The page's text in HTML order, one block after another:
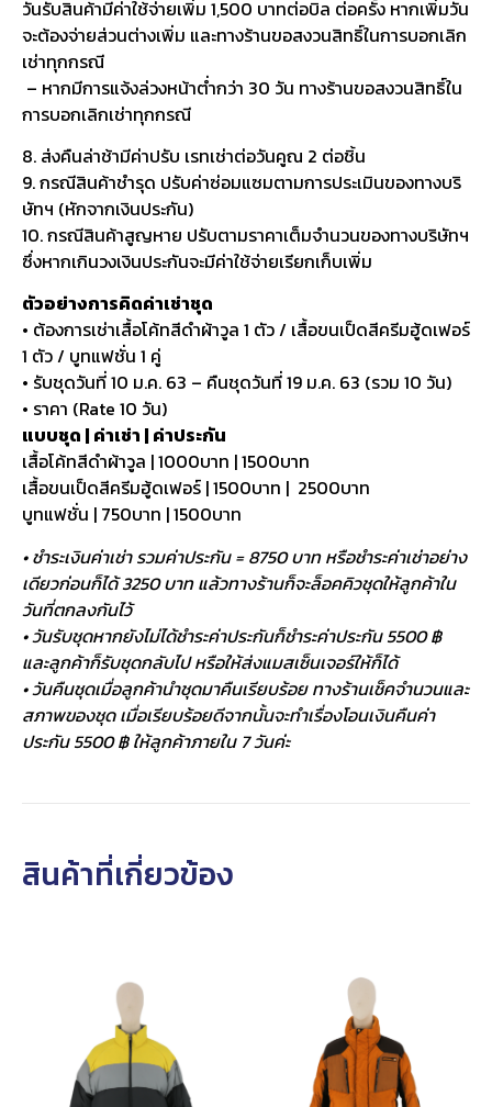
วันรับสินค้ามีค่าใช้จ่ายเพิ่ม 1,500 บาทต่อบิล ต่อครั้ง หากเพิ่มวัน
จะต้องจ่ายส่วนต่างเพิ่ม และทางร้านขอสงวนสิทธิ์ในการบอกเลิก
เช่าทุกกรณี
– หากมีการแจ้งล่วงหน้าต่ำกว่า 30 วัน ทางร้านขอสงวนสิทธิ์ใน
การบอกเลิกเช่าทุกกรณี
8. ส่งคืนล่าช้ามีค่าปรับ เรทเช่าต่อวันคูณ 2 ต่อชิ้น
9. กรณีสินค้าชำรุด ปรับค่าซ่อมแซมตามการประเมินของทางบริ
ษัทฯ (หักจากเงินประกัน)
10. กรณีสินค้าสูญหาย ปรับตามราคาเต็มจำนวนของทางบริษัทฯ
ซึ่งหากเกินวงเงินประกันจะมีค่าใช้จ่ายเรียกเก็บเพิ่ม
ตัวอย่างการคิดค่าเช่าชุด
• ต้องการเช่าเสื้อโค้ทสีดำผ้าวูล 1 ตัว / เสื้อขนเป็ดสีครีมฮู้ดเฟอร์
1 ตัว / บูทแฟชั่น 1 คู่
• รับชุดวันที่ 10 ม.ค. 63 – คืนชุดวันที่ 19 ม.ค. 63 (รวม 10 วัน)
• ราคา (Rate 10 วัน)
แบบชุด | ค่าเช่า | ค่าประกัน
เสื้อโค้ทสีดำผ้าวูล | 1000บาท | 1500บาท
เสื้อขนเป็ดสีครีมฮู้ดเฟอร์ | 1500บาท | 2500บาท
บูทแฟชั่น | 750บาท | 1500บาท
• ชำระเงินค่าเช่า รวมค่าประกัน = 8750 บาท หรือชำระค่าเช่าอย่าง
เดียวก่อนก็ได้ 3250 บาท แล้วทางร้านก็จะล็อคคิวชุดให้ลูกค้าใน
วันที่ตกลงกันไว้
• วันรับชุดหากยังไม่ได้ชำระค่าประกันก็ชำระค่าประกัน 5500 ฿
และลูกค้าก็รับชุดกลับไป หรือให้ส่งแมสเซ็นเจอร์ให้ก็ได้
• วันคืนชุดเมื่อลูกค้านำชุดมาคืนเรียบร้อย ทางร้านเช็คจำนวนและ
สภาพของชุด เมื่อเรียบร้อยดีจากนั้นจะทำเรื่องโอนเงินคืนค่า
ประกัน 5500 ฿ ให้ลูกค้าภายใน 7 วันค่ะ
สินค้าที่เกี่ยวข้อง